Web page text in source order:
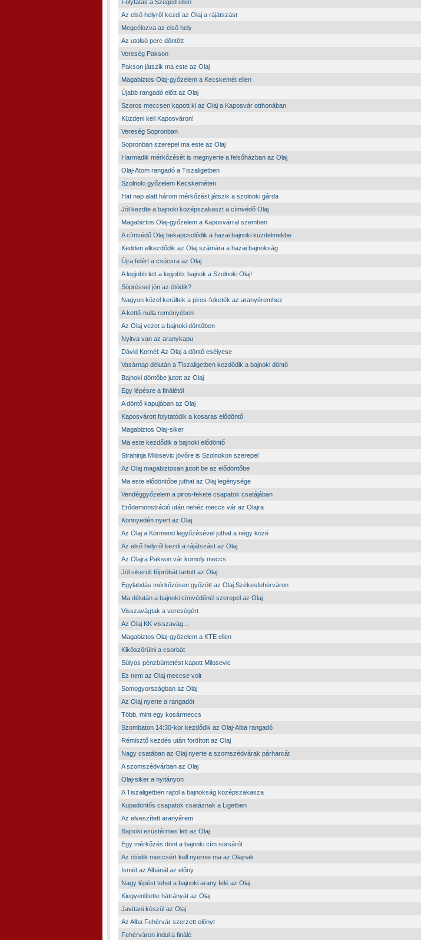
Folytatás a Szeged ellen
Az első helyről kezdi az Olaj a rájátszást
Megcélozva az első hely
Az utolsó perc döntött
Vereség Pakson
Pakson játszik ma este az Olaj
Magabiztos Olaj-győzelem a Kecskemét ellen
Újabb rangadó előtt az Olaj
Szoros meccsen kapott ki az Olaj a Kaposvár otthonában
Küzdeni kell Kaposváron!
Vereség Sopronban
Sopronban szerepel ma este az Olaj
Harmadik mérkőzését is megnyerte a felsőházban az Olaj
Olaj-Atom rangadó a Tiszaligetben
Szolnoki győzelem Kecskeméten
Hat nap alatt három mérkőzést játszik a szolnoki gárda
Jól kezdte a bajnoki középszakaszt a címvédő Olaj
Magabiztos Olaj-győzelem a Kaposvárral szemben
A címvédő Olaj bekapcsolódik a hazai bajnoki küzdelmekbe
Kedden elkezdődik az Olaj számára a hazai bajnokság
Újra felért a csúcsra az Olaj
A legjobb lett a legjobb: bajnok a Szolnoki Olaj!
Söpréssel jön az ötödik?
Nagyon közel kerültek a piros-feketék az aranyéremhez
A kettő-nulla reményében
Az Olaj vezet a bajnoki döntőben
Nyitva van az aranykapu
Dávid Kornél: Az Olaj a döntő esélyese
Vasárnap délután a Tiszaligetben kezdődik a bajnoki döntő
Bajnoki döntőbe jutott az Olaj
Egy lépésre a finálétól
A döntő kapujában az Olaj
Kaposvárott folytatódik a kosaras elődöntő
Magabiztos Olaj-siker
Ma este kezdődik a bajnoki elődöntő
Strahinja Milosevic jövőre is Szolnokon szerepel
Az Olaj magabiztosan jutott be az elődöntőbe
Ma este elődöntőbe juthat az Olaj legénysége
Vendéggyőzelem a piros-fekete csapatok csatájában
Erődemonstráció után nehéz meccs vár az Olajra
Könnyedén nyert az Olaj
Az Olaj a Körmend legyőzésével juthat a négy közé
Az első helyről kezdi a rájátszást az Olaj
Az Olajra Pakson vár komoly meccs
Jól sikerült főpróbát tartott az Olaj
Egylabdás mérkőzésen győzött az Olaj Székesfehérváron
Ma délután a bajnoki címvédőnél szerepel az Olaj
Visszavágtak a vereségért
Az Olaj KK visszavág...
Magabiztos Olaj-győzelem a KTE ellen
Kiköszörülni a csorbát
Súlyos pénzbüntetést kapott Milosevic
Ez nem az Olaj meccse volt
Somogyországban az Olaj
Az Olaj nyerte a rangadót
Több, mint egy kosármeccs
Szombaton 14:30-kor kezdődik az Olaj-Alba rangadó
Rémisztő kezdés után fordított az Olaj
Nagy csatában az Olaj nyerte a szomszédvárak párharcát
A szomszédvárban az Olaj
Olaj-siker a nyitányon
A Tiszaligetben rajtol a bajnokság középszakasza
Kupadöntős csapatok csatáznak a Ligetben
Az elveszített aranyérem
Bajnoki ezüstérmes lett az Olaj
Egy mérkőzés dönt a bajnoki cím sorsáról
Az ötödik meccsért kell nyernie ma az Olajnak
Ismét az Albánál az előny
Nagy lépést tehet a bajnoki arany felé az Olaj
Kiegyenlítette hátrányát az Olaj
Javítani készül az Olaj
Az Alba Fehérvár szerzett előnyt
Fehérváron indul a finálé